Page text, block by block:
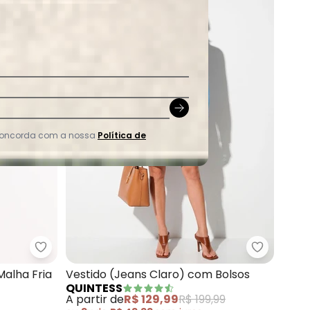
em Tricoline
Quintess - Vestido (Barrado Azul) em Malha Fria
Fria
Quintess
Vestido (Jeans Claro) com Bolsos
QUINTESS
A partir deR$ 129,99R$ 199,99
com a nossa Política de